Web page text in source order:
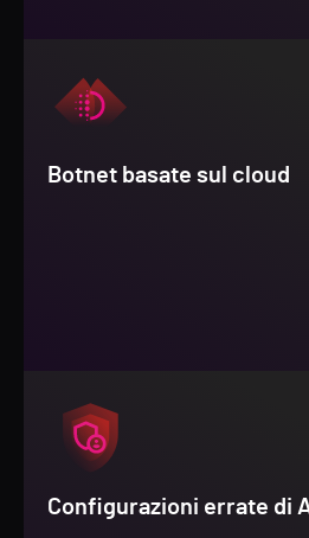
Botnet basate sul cloud
Configurazioni errate di